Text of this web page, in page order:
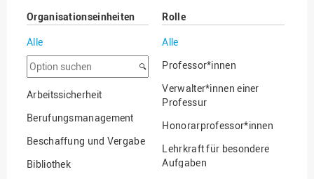
Organisationseinheiten
Alle
Option
suchen
Arbeitssicherheit
Berufungsmanagement
Beschaffung und Vergabe
Bibliothek
Rolle
Alle
Professor*innen
Verwalter*innen einer
Professur
Honorarprofessor*innen
Lehrkraft für besondere
Aufgaben